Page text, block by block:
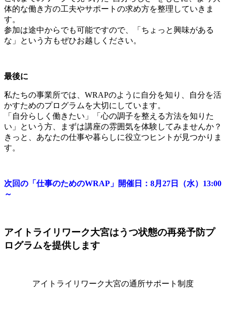
体的な働き方の工夫やサポートの求め方を整理していきま
す。
参加は途中からでも可能ですので、「ちょっと興味がある
な」という方もぜひお越しください。
最後に
私たちの事業所では、WRAPのように自分を知り、自分を活
かすためのプログラムを大切にしています。
「自分らしく働きたい」「心の調子を整える方法を知りた
い」という方、まずは講座の雰囲気を体験してみませんか？
きっと、あなたの仕事や暮らしに役立つヒントが見つかりま
す。
次回の「仕事のためのWRAP」開催日：8月27日（水）13:00
～
アイトライリワーク大宮はうつ状態の再発予防プ
ログラムを提供します
アイトライリワーク大宮の通所サポート制度